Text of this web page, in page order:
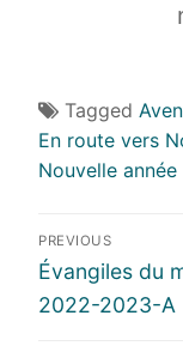
Tagged
En route vers
Nouvelle
Navigation
de
l’article
PREVIOUS
Previous
post:
Évangiles du
2022-2023-A